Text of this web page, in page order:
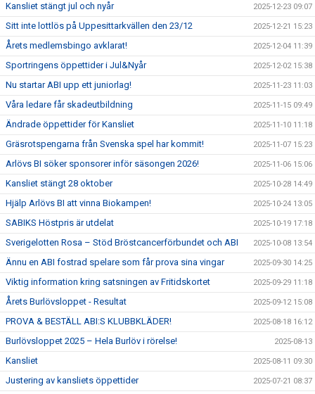
Kansliet stängt jul och nyår 2025-12-23 09:07
Sitt inte lottlös på Uppesittarkvällen den 23/12 2025-12-21 15:23
Årets medlemsbingo avklarat! 2025-12-04 11:39
Sportringens öppettider i Jul&Nyår 2025-12-02 15:38
Nu startar ABI upp ett juniorlag! 2025-11-23 11:03
Våra ledare får skadeutbildning 2025-11-15 09:49
Ändrade öppettider för Kansliet 2025-11-10 11:18
Gräsrotspengarna från Svenska spel har kommit! 2025-11-07 15:23
Arlövs BI söker sponsorer inför säsongen 2026! 2025-11-06 15:06
Kansliet stängt 28 oktober 2025-10-28 14:49
Hjälp Arlövs BI att vinna Biokampen! 2025-10-24 13:05
SABIKS Höstpris är utdelat 2025-10-19 17:18
Sverigelotten Rosa – Stöd Bröstcancerförbundet och ABI 2025-10-08 13:54
Ännu en ABI fostrad spelare som får prova sina vingar 2025-09-30 14:25
Viktig information kring satsningen av Fritidskortet 2025-09-29 11:18
Årets Burlövsloppet - Resultat 2025-09-12 15:08
PROVA & BESTÄLL ABI:S KLUBBKLÄDER! 2025-08-18 16:12
Burlövsloppet 2025 – Hela Burlöv i rörelse! 2025-08-13
Kansliet 2025-08-11 09:30
Justering av kansliets öppettider 2025-07-21 08:37